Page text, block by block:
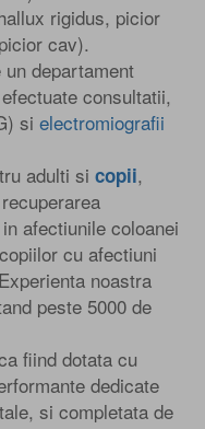
rigidus, picior
cav).
departament
consultatii,
si electromiografii
adulti si copii,
afectiunile coloanei
cu afectiuni
noastra
peste 5000 de
fiind dotata cu
dedicate
si completata de